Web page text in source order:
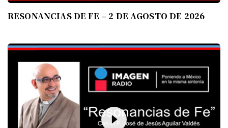
RESONANCIAS DE FE – 2 DE AGOSTO DE 2026